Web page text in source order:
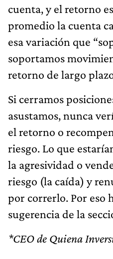
cuenta, y el retorno
promedio la cuenta
esa variación que
soportamos
retorno de largo
Si cerramos
asustamos, nunca
el retorno o
riesgo. Lo que
la agresividad o
riesgo (la caída) y
por correrlo. Por eso
sugerencia de la
*CEO de Quiena